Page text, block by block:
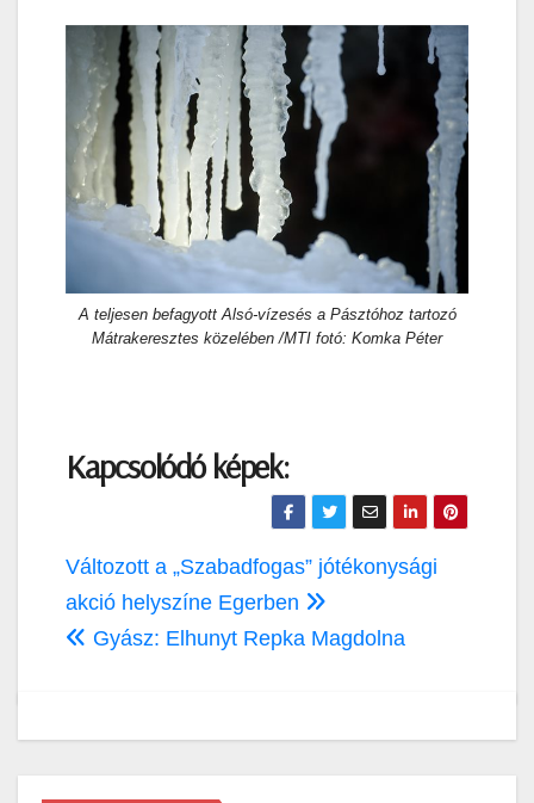
A teljesen befagyott Alsó-vízesés a Pásztóhoz tartozó
Mátrakeresztes közelében /MTI fotó: Komka Péter
Kapcsolódó képek:
Bejegyzés
navigáció
Változott a „Szabadfogas” jótékonysági
akció helyszíne Egerben
Gyász: Elhunyt Repka Magdolna